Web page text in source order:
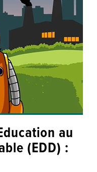
au
(EDD) :